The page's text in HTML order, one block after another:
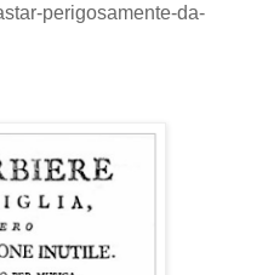
perigosamente-da-